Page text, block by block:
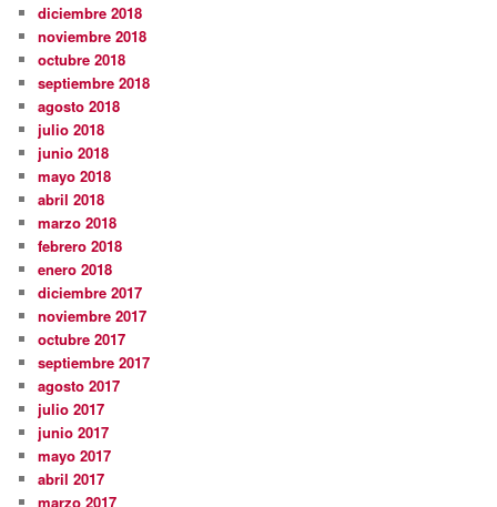
diciembre 2018
noviembre 2018
octubre 2018
septiembre 2018
agosto 2018
julio 2018
junio 2018
mayo 2018
abril 2018
marzo 2018
febrero 2018
enero 2018
diciembre 2017
noviembre 2017
octubre 2017
septiembre 2017
agosto 2017
julio 2017
junio 2017
mayo 2017
abril 2017
marzo 2017